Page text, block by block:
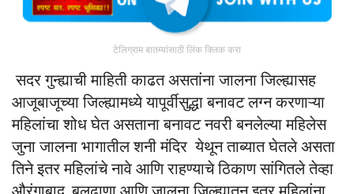
टेलिग्राम बातम्यांसाठी लिंक क्लिक करा
सदर गुन्ह्याची माहिती काढत असतांना जालना जिल्ह्यासह
आजूबाजूच्या जिल्ह्यामध्ये यापूर्वीसुद्धा बनावट लग्न करणाऱ्या
महिलांचा शोध घेत असताना बनावट नवरी बनलेल्या महिलेस
जुना जालना भागातील शनी मंदिर येथून ताब्यात घेतले असता
तिने इतर महिलांचे नावे आणि राहण्याचे ठिकाण सांगितले तेव्हा